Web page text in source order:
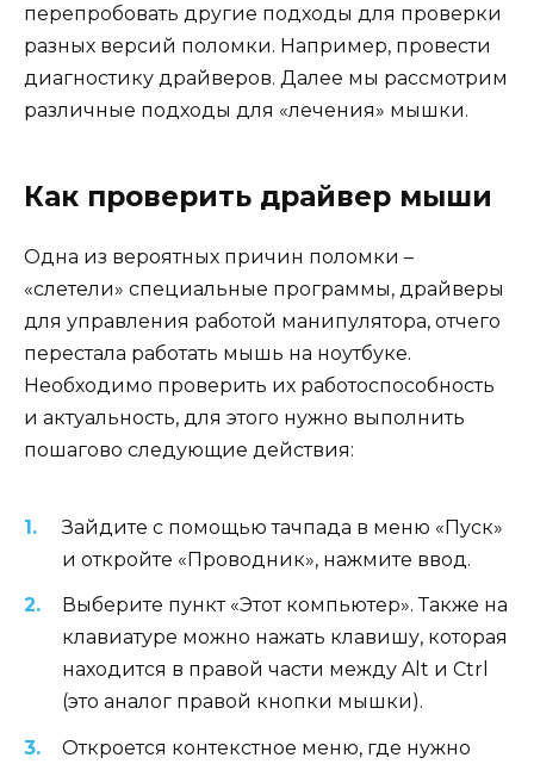
перепробовать другие подходы для проверки
разных версий поломки. Например, провести
диагностику драйверов. Далее мы рассмотрим
различные подходы для «лечения» мышки.
Как проверить драйвер мыши
Одна из вероятных причин поломки –
«слетели» специальные программы, драйверы
для управления работой манипулятора, отчего
перестала работать мышь на ноутбуке.
Необходимо проверить их работоспособность
и актуальность, для этого нужно выполнить
пошагово следующие действия:
Зайдите с помощью тачпада в меню «Пуск»
и откройте «Проводник», нажмите ввод.
Выберите пункт «Этот компьютер». Также на
клавиатуре можно нажать клавишу, которая
находится в правой части между Alt и Ctrl
(это аналог правой кнопки мышки).
Откроется контекстное меню, где нужно